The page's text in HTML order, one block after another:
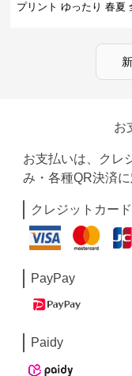
プリント ゆったり 春夏
お
お支払いは、クレ
み・各種QR決済に
クレジットカード
PayPay
Paidy